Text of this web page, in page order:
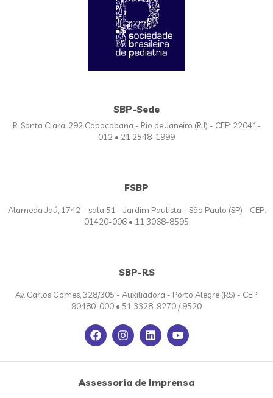
SBP-Sede
R. Santa Clara, 292 Copacabana - Rio de Janeiro (RJ) - CEP: 22041-
012 • 21 2548-1999
FSBP
Alameda Jaú, 1742 – sala 51 - Jardim Paulista - São Paulo (SP) - CEP:
01420-006 • 11 3068-8595
SBP-RS
Av. Carlos Gomes, 328/305 - Auxiliadora - Porto Alegre (RS) - CEP:
90480-000 • 51 3328-9270 / 9520
Assessoria de Imprensa